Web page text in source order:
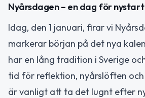
Nyårsdagen – en dag för
Idag, den 1 januari, firar vi
markerar början på det nya
har en lång tradition i Sverige
tid för reflektion, nyårslöften
är vanligt att ta det lugnt efter